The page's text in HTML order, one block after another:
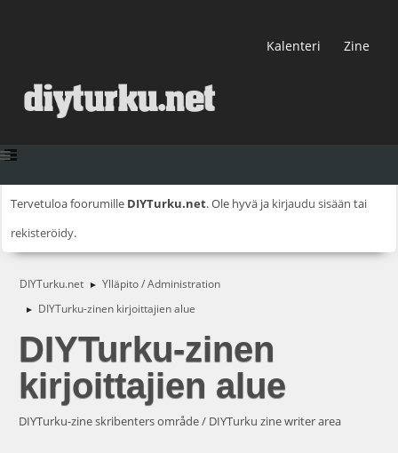
Kalenteri Zine
Tervetuloa foorumille DIYTurku.net. Ole hyvä ja kirjaudu sisään tai
rekisteröidy.
DIYTurku.net ► Ylläpito / Administration
► DIYTurku-zinen kirjoittajien alue
DIYTurku-zinen
kirjoittajien alue
DIYTurku-zine skribenters område / DIYTurku zine writer area